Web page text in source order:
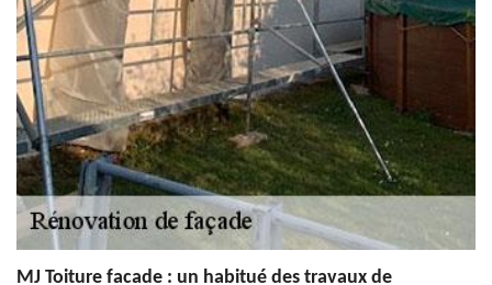
MJ Toiture facade : un habitué des travaux de